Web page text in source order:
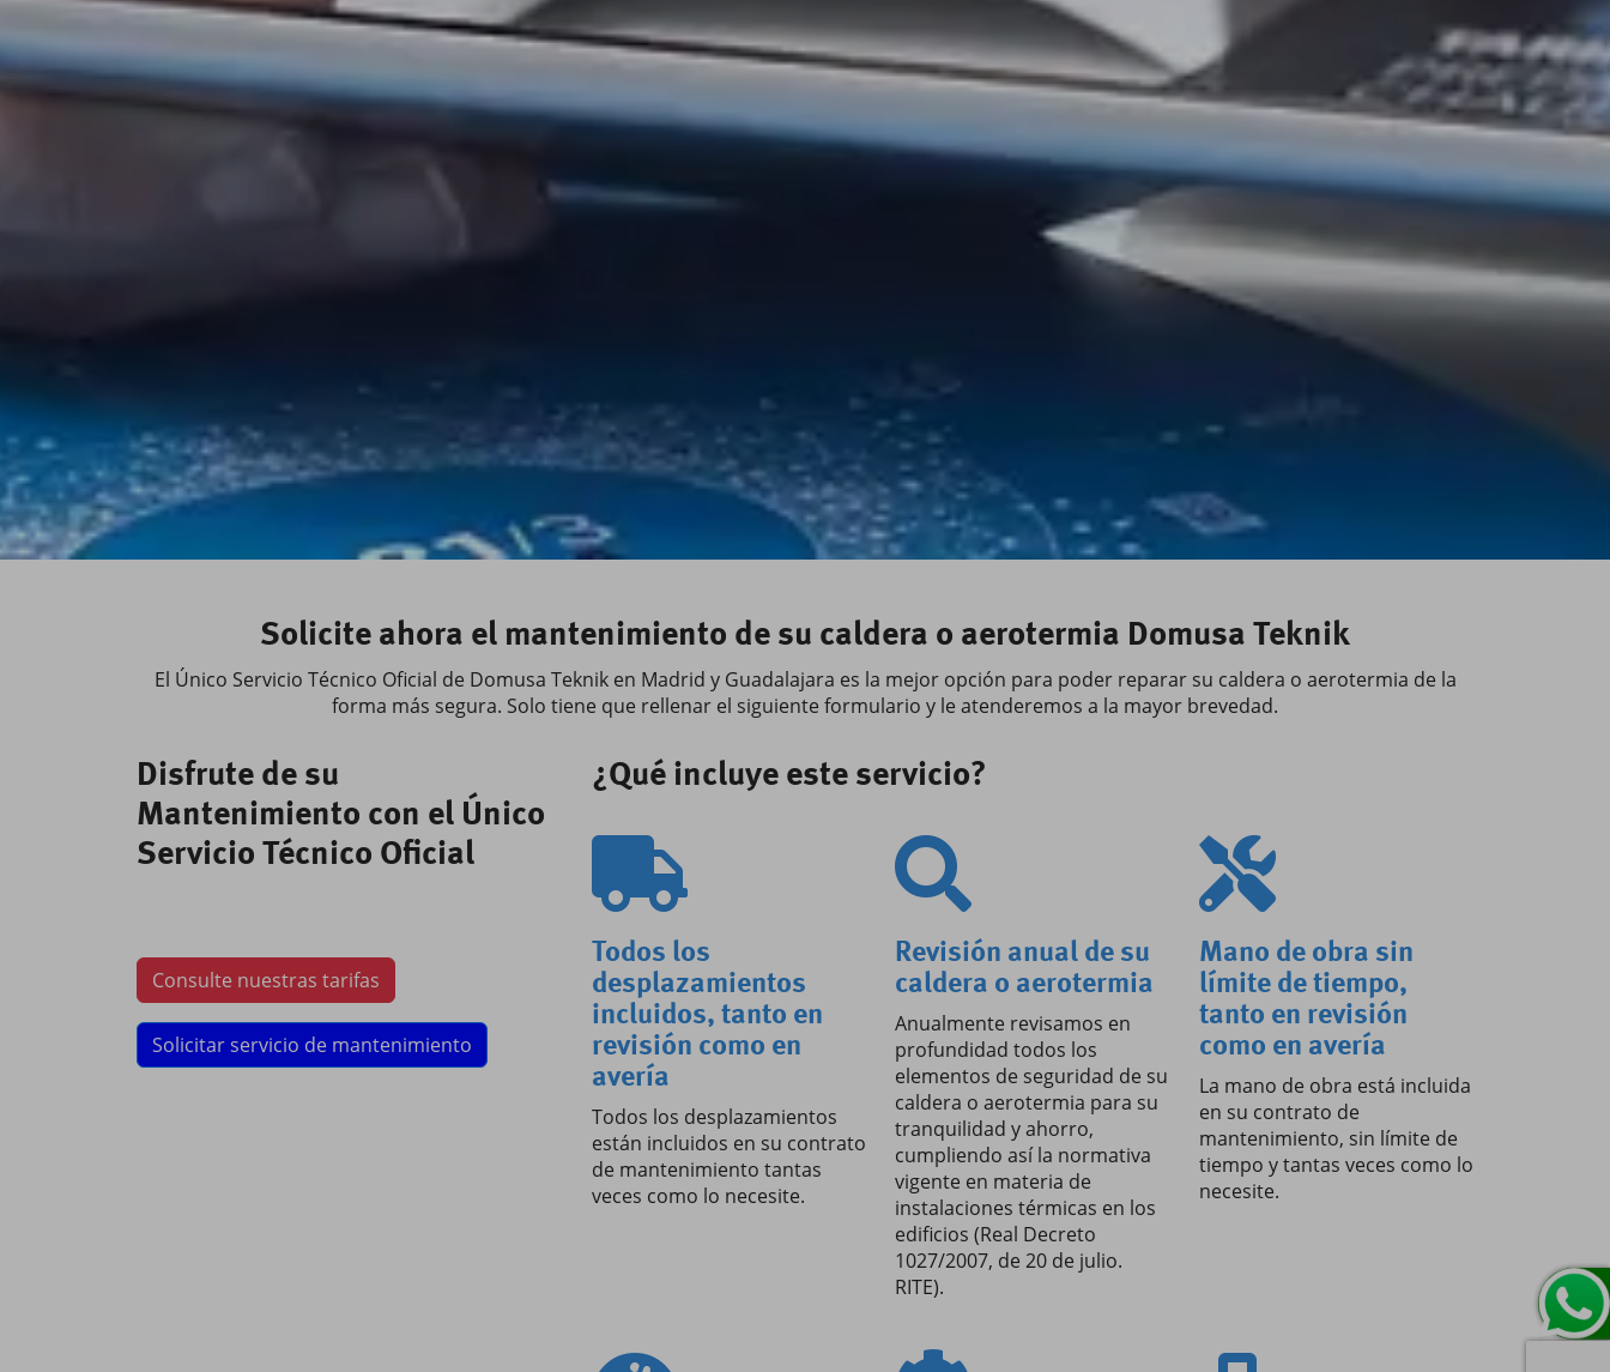
Solicite ahora el mantenimiento de su caldera o aerotermia Domusa Teknik
El Único Servicio Técnico Oficial de Domusa Teknik en Madrid y Guadalajara es la mejor opción para poder reparar su caldera o aerotermia de la
forma más segura. Solo tiene que rellenar el siguiente formulario y le atenderemos a la mayor brevedad.
Disfrute de su
Mantenimiento con el Único
Servicio Técnico Oficial
Consulte nuestras tarifas
Solicitar servicio de mantenimiento
¿Qué incluye este servicio?
Todos los
desplazamientos
incluidos, tanto en
revisión como en
avería
Todos los desplazamientos
están incluidos en su contrato
de mantenimiento tantas
veces como lo necesite.
Revisión anual de su
caldera o aerotermia
Anualmente revisamos en
profundidad todos los
elementos de seguridad de su
caldera o aerotermia para su
tranquilidad y ahorro,
cumpliendo así la normativa
vigente en materia de
instalaciones térmicas en los
edificios (Real Decreto
1027/2007, de 20 de julio.
RITE).
Mano de obra sin
límite de tiempo,
tanto en revisión
como en avería
La mano de obra está incluida
en su contrato de
mantenimiento, sin límite de
tiempo y tantas veces como lo
necesite.